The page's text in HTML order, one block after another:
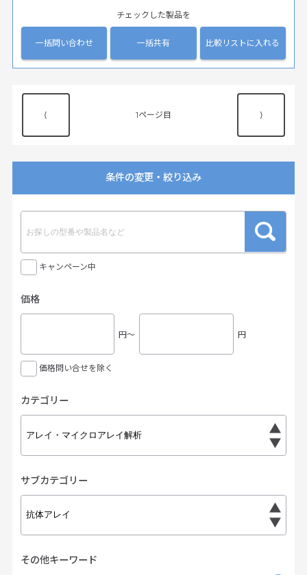
チェックした製品を
一括問い合わせ 一括共有 比較リストに入れる
⟨ 1 ⟩
条件の変更・絞り込み
キャンペーン中
価格
円〜 円
価格問い合せを除く
カテゴリー
サブカテゴリー
その他キーワード